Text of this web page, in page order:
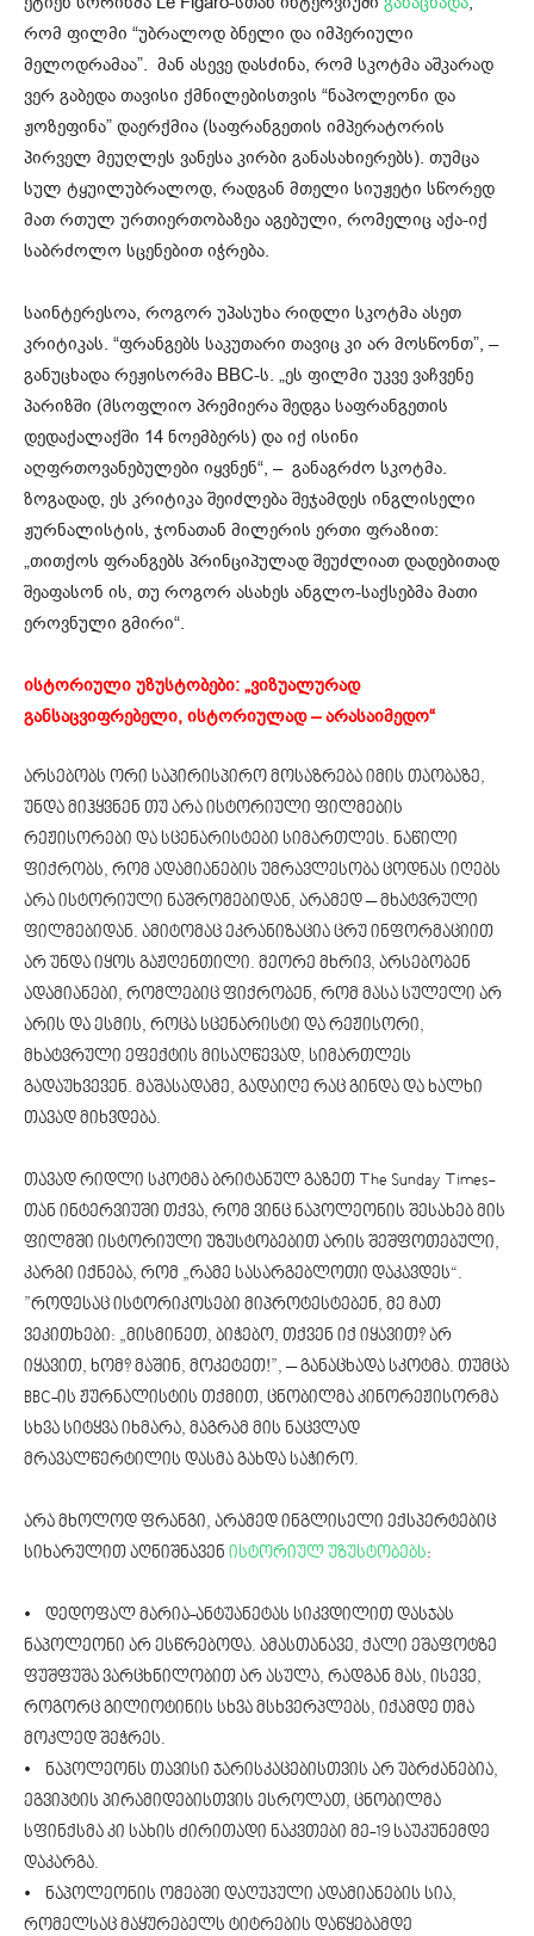
რომ ფილმი “უბრალოდ ბნელი და იმპერიული
მელოდრამაა”. მან ასევე დასძინა, რომ სკოტმა აშკარად
ვერ გაბედა თავისი ქმნილებისთვის “ნაპოლეონი და
ჟოზეფინა” დაერქმია (საფრანგეთის იმპერატორის
პირველ მეუღლეს ვანესა კირბი განასახიერებს). თუმცა
სულ ტყუილუბრალოდ, რადგან მთელი სიუჟეტი სწორედ
მათ რთულ ურთიერთობაზეა აგებული, რომელიც აქა-იქ
საბრძოლო სცენებით იჭრება.
საინტერესოა, როგორ უპასუხა რიდლი სკოტმა ასეთ
კრიტიკას. “ფრანგებს საკუთარი თავიც კი არ მოსწონთ”, –
განუცხადა რეჟისორმა BBC-ს. „ეს ფილმი უკვე ვაჩვენე
პარიზში (მსოფლიო პრემიერა შედგა საფრანგეთის
დედაქალაქში 14 ნოემბერს) და იქ ისინი
აღფრთოვანებულები იყვნენ“, – განაგრძო სკოტმა.
ზოგადად, ეს კრიტიკა შეიძლება შეჯამდეს ინგლისელი
ჟურნალისტის, ჯონათან მილერის ერთი ფრაზით:
„თითქოს ფრანგებს პრინციპულად შეუძლიათ დადებითად
შეაფასონ ის, თუ როგორ ასახეს ანგლო-საქსებმა მათი
ეროვნული გმირი“.
ისტორიული უზუსტობები: „ვიზუალურად
განსაცვიფრებელი, ისტორიულად – არასაიმედო“
არსებობს ორი საპირისპირო მოსაზრება იმის თაობაზე,
უნდა მიჰყვნენ თუ არა ისტორიული ფილმების
რეჟისორები და სცენარისტები სიმართლეს. ნაწილი
ფიქრობს, რომ ადამიანების უმრავლესობა ცოდნას იღებს
არა ისტორიული ნაშრომებიდან, არამედ – მხატვრული
ფილმებიდან. ამიტომაც ეკრანიზაცია ცრუ ინფორმაციით
არ უნდა იყოს გაჟღენთილი. მეორე მხრივ, არსებობენ
ადამიანები, რომლებიც ფიქრობენ, რომ მასა სულელი არ
არის და ესმის, როცა სცენარისტი და რეჟისორი,
მხატვრული ეფექტის მისაღწევად, სიმართლეს
გადაუხვევენ. მაშასადამე, გადაიღე რაც გინდა და ხალხი
თავად მიხვდება.
თავად რიდლი სკოტმა ბრიტანულ გაზეთ The Sunday Times-
თან ინტერვიუში თქვა, რომ ვინც ნაპოლეონის შესახებ მის
ფილმში ისტორიული უზუსტობებით არის შეშფოთებული,
კარგი იქნება, რომ „რამე სასარგებლოთი დაკავდეს“.
”როდესაც ისტორიკოსები მიპროტესტებენ, მე მათ
ვეკითხები: „მისმინეთ, ბიჭებო, თქვენ იქ იყავით? არ
იყავით, ხომ? მაშინ, მოკეტეთ!”, – განაცხადა სკოტმა. თუმცა
BBC-ის ჟურნალისტის თქმით, ცნობილმა კინორეჟისორმა
სხვა სიტყვა იხმარა, მაგრამ მის ნაცვლად
მრავალწერტილის დასმა გახდა საჭირო.
არა მხოლოდ ფრანგი, არამედ ინგლისელი ექსპერტებიც
სიხარულით აღნიშნავენ ისტორიულ უზუსტობებს:
• დედოფალ მარია-ანტუანეტას სიკვდილით დასჯას
ნაპოლეონი არ ესწრებოდა. ამასთანავე, ქალი ეშაფოტზე
ფუშფუშა ვარცხნილობით არ ასულა, რადგან მას, ისევე,
როგორც გილიოტინის სხვა მსხვერპლებს, იქამდე თმა
მოკლედ შეჭრეს.
• ნაპოლეონს თავისი ჯარისკაცებისთვის არ უბრძანებია,
ეგვიპტის პირამიდებისთვის ესროლათ, ცნობილმა
სფინქსმა კი სახის ძირითადი ნაკვთები მე-19 საუკუნემდე
დაკარგა.
• ნაპოლეონის ომებში დაღუპული ადამიანების სია,
რომელსაც მაყურებელს ტიტრების დაწყებამდე